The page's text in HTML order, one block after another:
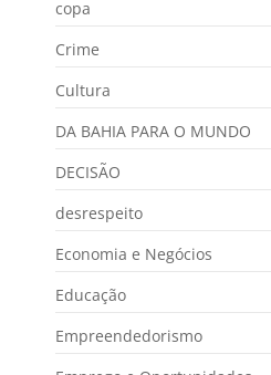
copa
Crime
Cultura
DA BAHIA PARA O MUNDO
DECISÃO
desrespeito
Economia e Negócios
Educação
Empreendedorismo